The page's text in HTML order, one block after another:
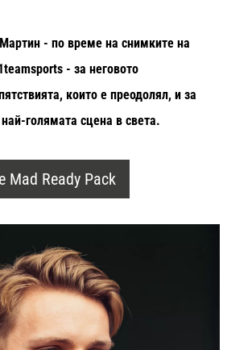
Мартин - по време на снимките на
- за неговото
които е преодолял, и за
голямата сцена в света.
Mad Ready Pack